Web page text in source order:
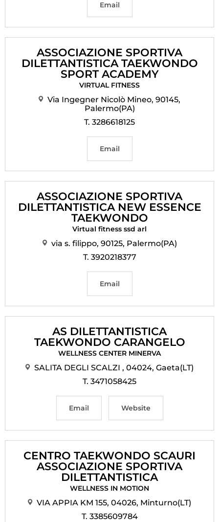
Email
ASSOCIAZIONE SPORTIVA
DILETTANTISTICA TAEKWONDO
SPORT ACADEMY
VIRTUAL FITNESS
Via Ingegner Nicolò Mineo, 90145,
Palermo(PA)
T. 3286618125
Email
ASSOCIAZIONE SPORTIVA
DILETTANTISTICA NEW ESSENCE
TAEKWONDO
Virtual fitness ssd arl
via s. filippo, 90125, Palermo(PA)
T. 3920218377
Email
AS DILETTANTISTICA
TAEKWONDO CARANGELO
WELLNESS CENTER MINERVA
SALITA DEGLI SCALZI , 04024, Gaeta(LT)
T. 3471058425
Email Website
CENTRO TAEKWONDO SCAURI
ASSOCIAZIONE SPORTIVA
DILETTANTISTICA
WELLNESS IN MOTION
VIA APPIA KM 155, 04026, Minturno(LT)
T. 3385609784